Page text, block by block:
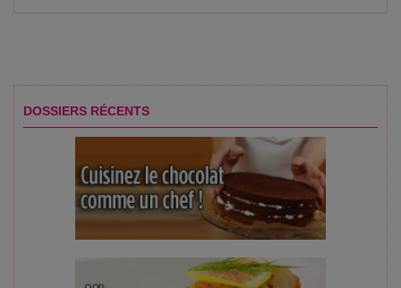
DOSSIERS RÉCENTS